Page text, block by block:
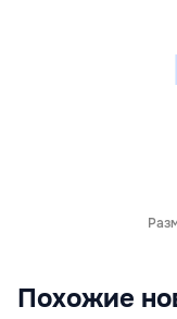
Похожие